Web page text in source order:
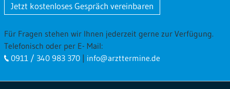
Jetzt kostenloses Gespräch vereinbaren
Für Fragen stehen wir Ihnen jederzeit gerne zur Verfügung.
Telefonisch oder per E- Mail:
0911 / 340 983 370 | info@arzttermine.de